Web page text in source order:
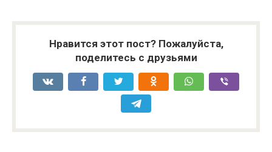
Нравится этот пост? Пожалуйста,
поделитесь с друзьями